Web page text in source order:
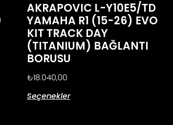
AKRAPOVIC L-Y10E5/TD
YAMAHA R1 (15-26) EVO
KIT TRACK DAY
(TITANIUM) BAĞLANTI
BORUSU
₺18.040,00
Seçenekler